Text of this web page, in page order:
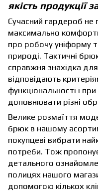
якість продукції
Сучасний гардероб не
максимально
про робочу уніформу
природі. Тактичні
справжня знахідка
відповідають
функціональності і
доповнювати різні
Велике розмаїття
брюк в нашому
покупцеві вибрати
потреби. Тож
детального
полицях нашого
допомогою кількох